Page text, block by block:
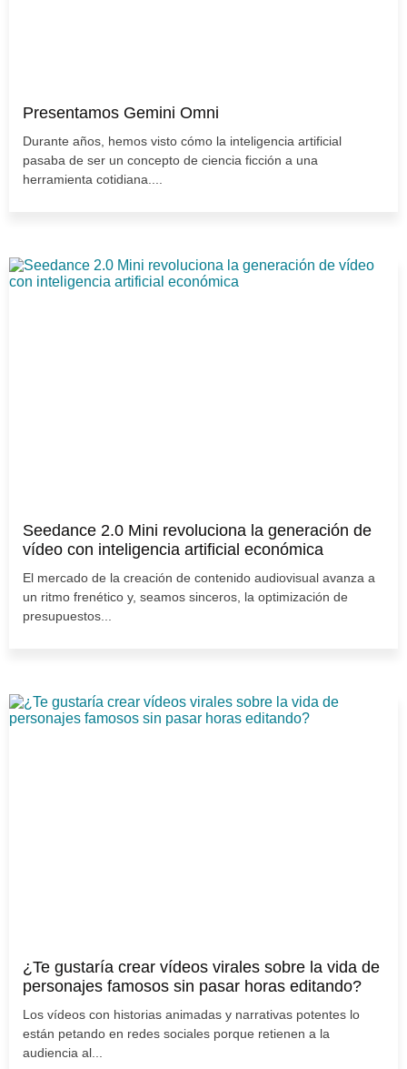
Presentamos Gemini Omni
Durante años, hemos visto cómo la inteligencia artificial
pasaba de ser un concepto de ciencia ficción a una
herramienta cotidiana....
Seedance 2.0 Mini revoluciona la generación de
vídeo con inteligencia artificial económica
El mercado de la creación de contenido audiovisual avanza a
un ritmo frenético y, seamos sinceros, la optimización de
presupuestos...
¿Te gustaría crear vídeos virales sobre la vida de
personajes famosos sin pasar horas editando?
Los vídeos con historias animadas y narrativas potentes lo
están petando en redes sociales porque retienen a la
audiencia al...